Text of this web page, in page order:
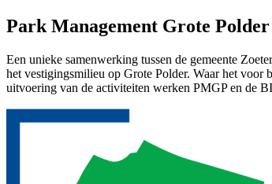
Park Management Grote Polder
Een unieke samenwerking tussen de gemeente
het vestigingsmilieu op Grote Polder. Waar het
uitvoering van de activiteiten werken PMGP en de